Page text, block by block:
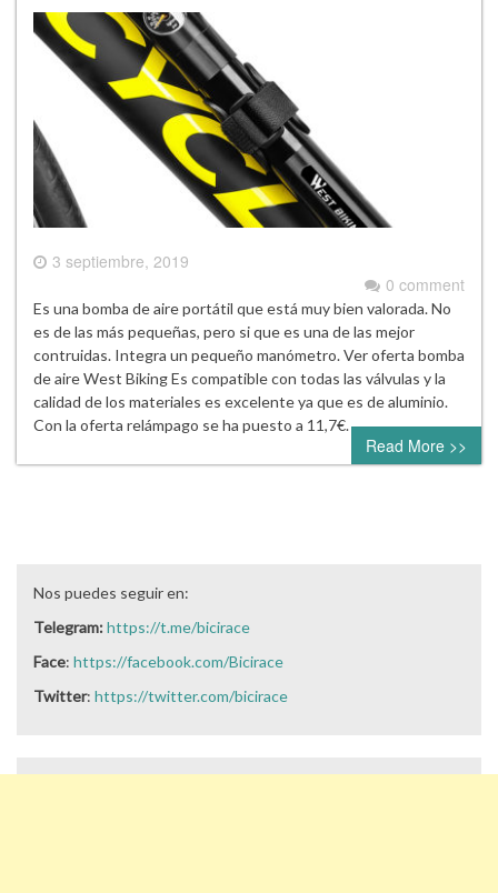
3 septiembre, 2019
0 comment
Es una bomba de aire portátil que está muy bien valorada. No
es de las más pequeñas, pero si que es una de las mejor
contruidas. Integra un pequeño manómetro. Ver oferta bomba
de aire West Biking Es compatible con todas las válvulas y la
calidad de los materiales es excelente ya que es de aluminio.
Con la oferta relámpago se ha puesto a 11,7€.
Read More >>
Nos puedes seguir en:
Telegram:https://t.me/bicirace
Face: https://facebook.com/Bicirace
Twitter: https://twitter.com/bicirace